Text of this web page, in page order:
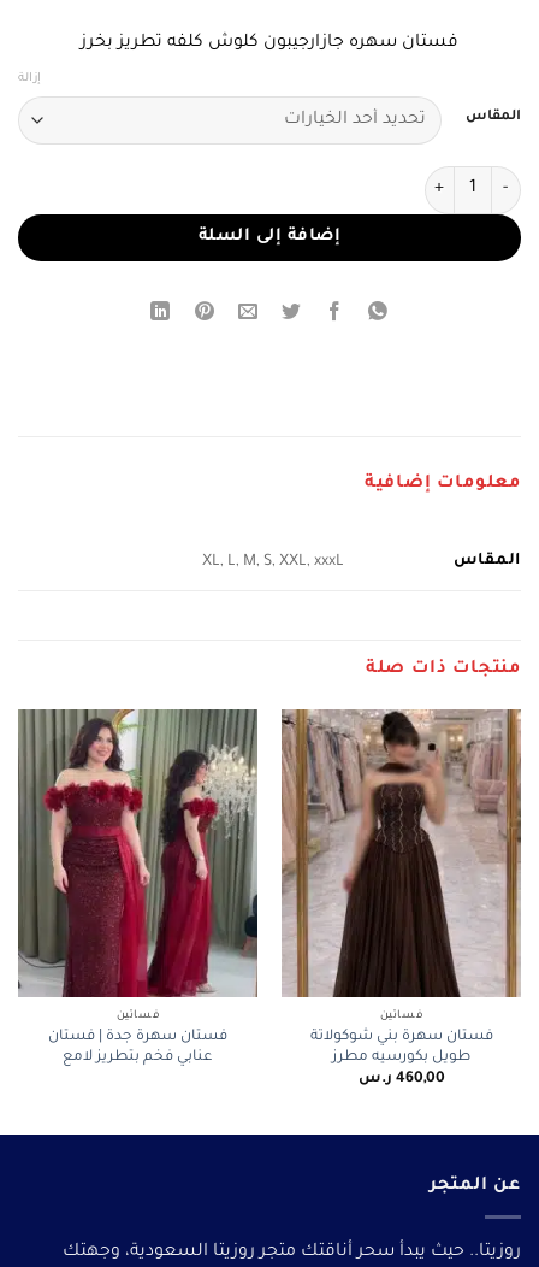
فستان سهره جازارجيبون كلوش كلفه تطريز بخرز
المقاس
إزالة
كمية فستان سهرة موف فاتح مطرز بقصة منفوشة
إضافة إلى السلة
معلومات إضافية
المقاس XL, L, M, S, XXL, xxxL
منتجات ذات صلة
فساتين
فستان سهرة بني شوكولاتة
طويل بكورسيه مطرز
460,00 ر.س
فساتين
فستان سهرة جدة | فستان
عنابي فخم بتطريز لامع
عن المتجر
روزيتا.. حيث يبدأ سحر أناقتك متجر روزيتا السعودية، وجهتك